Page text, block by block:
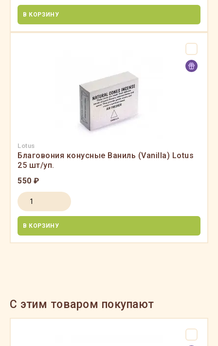
В КОРЗИНУ
Lotus
Благовония конусные Ваниль (Vanilla) Lotus
25 шт/уп.
550 ₽
В КОРЗИНУ
C этим товаром покупают